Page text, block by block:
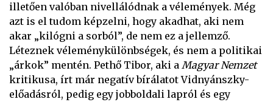
illetően valóban nivellálódnak a vélemények. Még
azt is el tudom képzelni, hogy akadhat, aki nem
akar „kilógni a sorból”, de nem ez a jellemző.
Léteznek véleménykülönbségek, és nem a politikai
„árkok” mentén. Pethő Tibor, aki a Magyar Nemzet
kritikusa, írt már negatív bírálatot Vidnyánszky-
előadásról, pedig egy jobboldali lapról és egy